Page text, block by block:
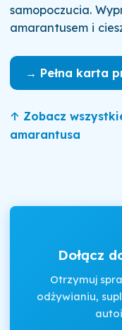
samopoczucia.
amarantusem i
→ Pełna karta
↑ Zobacz
amarantusa
Dołącz
Otrzymuj
odżywianiu,